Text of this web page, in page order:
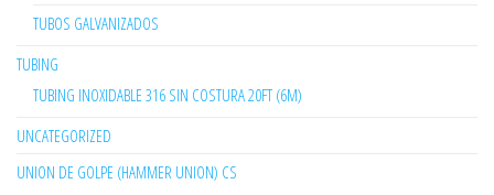
TUBOS GALVANIZADOS
TUBING
TUBING INOXIDABLE 316 SIN COSTURA 20FT (6M)
UNCATEGORIZED
UNION DE GOLPE (HAMMER UNION) CS